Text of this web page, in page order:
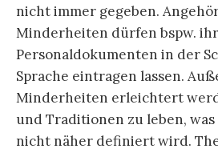
nicht immer gegeben.
Minderheiten dürfen bspw.
Personaldokumenten in der
Sprache eintragen lassen.
Minderheiten erleichtert
und Traditionen zu leben, was
nicht näher definiert wird.